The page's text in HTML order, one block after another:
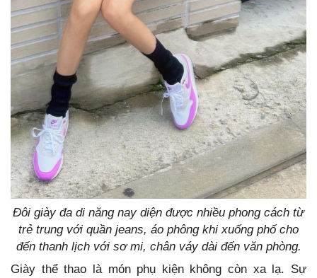
Đôi giày đa di năng nay diện được nhiều phong cách từ
trẻ trung với quần jeans, áo phông khi xuống phố cho
đến thanh lịch với sơ mi, chân váy dài đến văn phòng.
Giày thể thao là món phụ kiện không còn xa lạ. Sự